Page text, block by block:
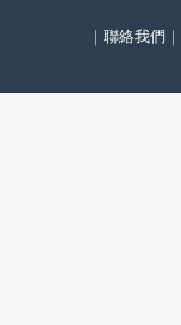
｜ 聯絡我們 ｜